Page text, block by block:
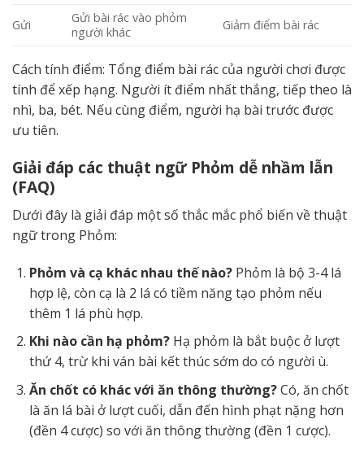
Gửi
Gửi bài rác vào phỏm
người khác
Giảm điểm bài rác
Cách tính điểm: Tổng điểm bài rác của người chơi được
tính để xếp hạng. Người ít điểm nhất thắng, tiếp theo là
nhì, ba, bét. Nếu cùng điểm, người hạ bài trước được
ưu tiên.
Giải đáp các thuật ngữ Phỏm dễ nhầm lẫn
(FAQ)
Dưới đây là giải đáp một số thắc mắc phổ biến về thuật
ngữ trong Phỏm:
Phỏm và cạ khác nhau thế nào?Phỏm là bộ 3-4 lá
hợp lệ, còn cạ là 2 lá có tiềm năng tạo phỏm nếu
thêm 1 lá phù hợp.
Khi nào cần hạ phỏm?Hạ phỏm là bắt buộc ở lượt
thứ 4, trừ khi ván bài kết thúc sớm do có người ù.
Ăn chốt có khác với ăn thông thường?Có, ăn chốt
là ăn lá bài ở lượt cuối, dẫn đến hình phạt nặng hơn
(đền 4 cược) so với ăn thông thường (đền 1 cược).